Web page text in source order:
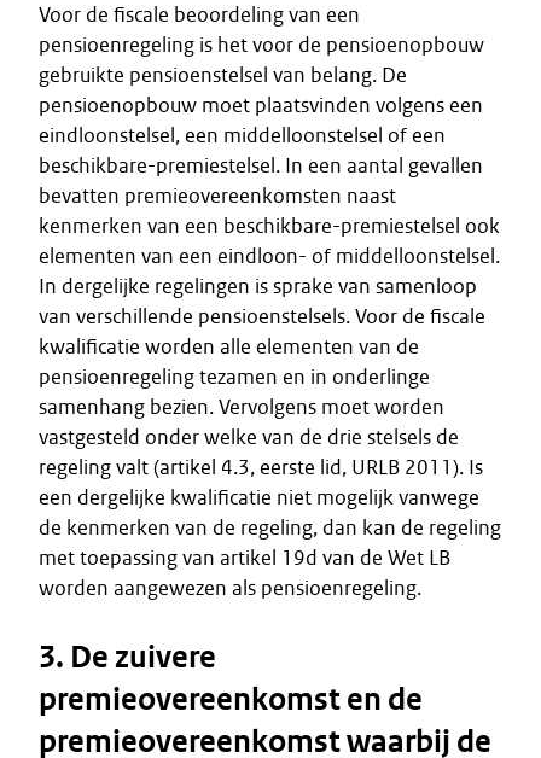
Voor de fiscale beoordeling van een
pensioenregeling is het voor de pensioenopbouw
gebruikte pensioenstelsel van belang. De
pensioenopbouw moet plaatsvinden volgens een
eindloonstelsel, een middelloonstelsel of een
beschikbare-premiestelsel. In een aantal gevallen
bevatten premieovereenkomsten naast
kenmerken van een beschikbare-premiestelsel ook
elementen van een eindloon- of middelloonstelsel.
In dergelijke regelingen is sprake van samenloop
van verschillende pensioenstelsels. Voor de fiscale
kwalificatie worden alle elementen van de
pensioenregeling tezamen en in onderlinge
samenhang bezien. Vervolgens moet worden
vastgesteld onder welke van de drie stelsels de
regeling valt (artikel 4.3, eerste lid, URLB 2011). Is
een dergelijke kwalificatie niet mogelijk vanwege
de kenmerken van de regeling, dan kan de regeling
met toepassing van artikel 19d van de Wet LB
worden aangewezen als pensioenregeling.
3. De zuivere
premieovereenkomst en de
premieovereenkomst waarbij de